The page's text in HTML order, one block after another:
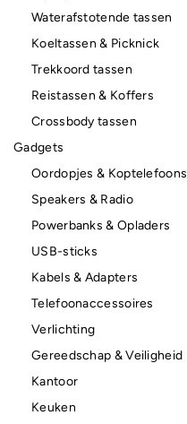
Waterafstotende tassen
Koeltassen & Picknick
Trekkoord tassen
Reistassen & Koffers
Crossbody tassen
Gadgets
Oordopjes & Koptelefoons
Speakers & Radio
Powerbanks & Opladers
USB-sticks
Kabels & Adapters
Telefoonaccessoires
Verlichting
Gereedschap & Veiligheid
Kantoor
Keuken